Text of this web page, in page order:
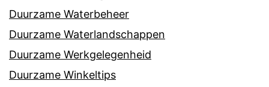
Duurzame Waterbeheer
Duurzame Waterlandschappen
Duurzame Werkgelegenheid
Duurzame Winkeltips